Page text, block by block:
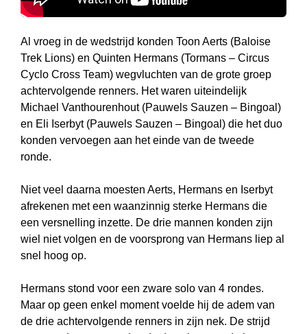
Al vroeg in de wedstrijd konden Toon Aerts (Baloise
Trek Lions) en Quinten Hermans (Tormans – Circus
Cyclo Cross Team) wegvluchten van de grote groep
achtervolgende renners. Het waren uiteindelijk
Michael Vanthourenhout (Pauwels Sauzen – Bingoal)
en Eli Iserbyt (Pauwels Sauzen – Bingoal) die het duo
konden vervoegen aan het einde van de tweede
ronde.
Niet veel daarna moesten Aerts, Hermans en Iserbyt
afrekenen met een waanzinnig sterke Hermans die
een versnelling inzette. De drie mannen konden zijn
wiel niet volgen en de voorsprong van Hermans liep al
snel hoog op.
Hermans stond voor een zware solo van 4 rondes.
Maar op geen enkel moment voelde hij de adem van
de drie achtervolgende renners in zijn nek. De strijd